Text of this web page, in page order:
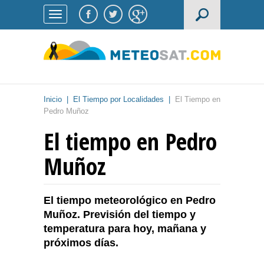
Inicio El Tiempo por Localidades
El Tiempo en
Pedro Muñoz
El tiempo en Pedro
Muñoz
El tiempo meteorológico en Pedro
Muñoz. Previsión del tiempo y
temperatura para hoy, mañana y
próximos días.